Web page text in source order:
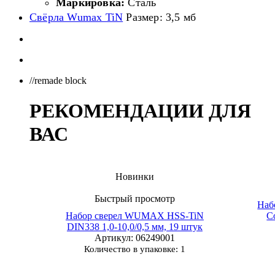
Свёрла Wumax TiN Размер: 3,5 мб
//remade block
РЕКОМЕНДАЦИИ ДЛЯ
ВАС
Новинки
Быстрый просмотр
Набор сверел WUMAX HSS-TiN
DIN338 1,0-10,0/0,5 мм, 19 штук
Артикул: 06249001
Количество в упаковке: 1